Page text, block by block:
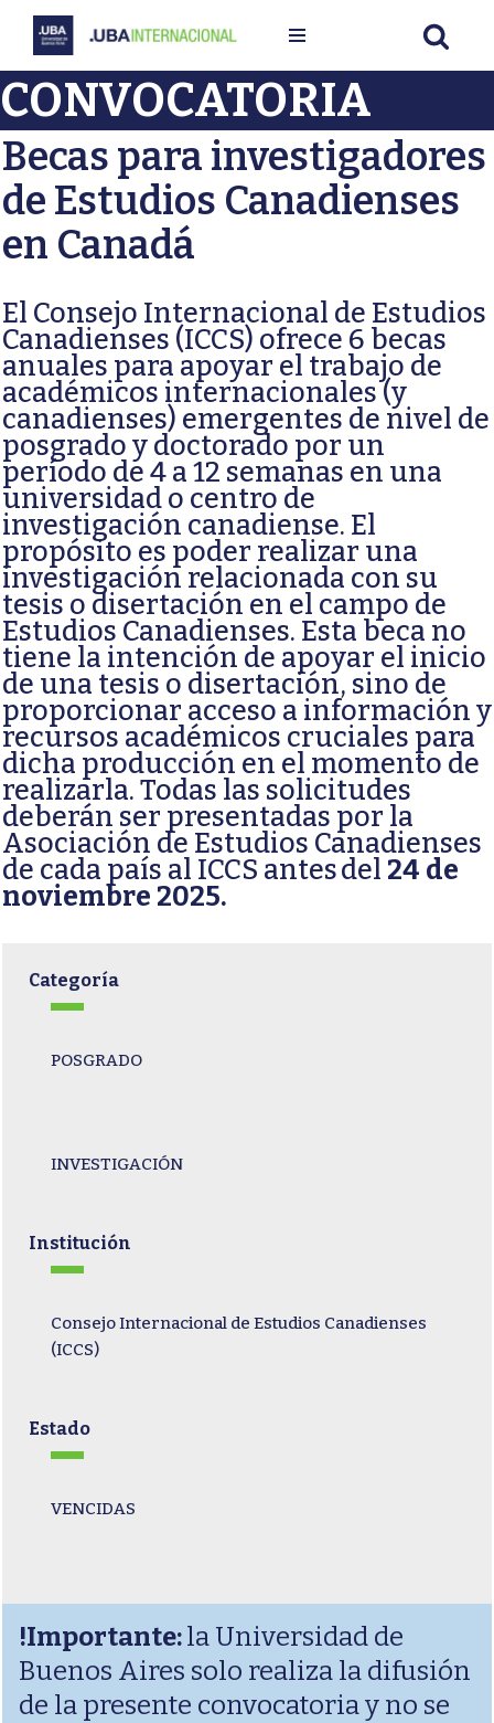
al
contenido
CONVOCATORIA
Becas para investigadores
de Estudios Canadienses
en Canadá
El Consejo Internacional de Estudios
Canadienses (ICCS) ofrece 6 becas
anuales para apoyar el trabajo de
académicos internacionales (y
canadienses) emergentes de nivel de
posgrado y doctorado por un
período de 4 a 12 semanas en una
universidad o centro de
investigación canadiense. El
propósito es poder realizar una
investigación relacionada con su
tesis o disertación en el campo de
Estudios Canadienses. Esta beca no
tiene la intención de apoyar el inicio
de una tesis o disertación, sino de
proporcionar acceso a información y
recursos académicos cruciales para
dicha producción en el momento de
realizarla. Todas las solicitudes
deberán ser presentadas por la
Asociación de Estudios Canadienses
de cada país al ICCS antes del 24 de
noviembre 2025.
Categoría
POSGRADO
INVESTIGACIÓN
Institución
Consejo Internacional de Estudios Canadienses
(ICCS)
Estado
VENCIDAS
!Importante:la Universidad de
Buenos Aires solo realiza la difusión
de la presente convocatoria y no se